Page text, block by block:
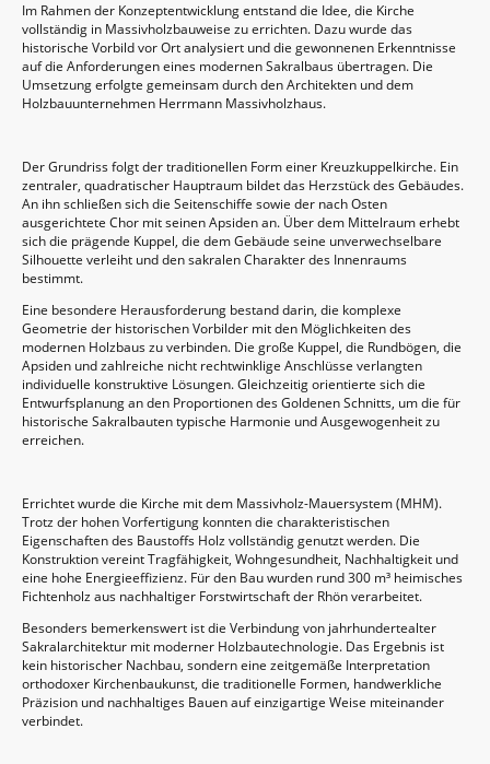
Im Rahmen der Konzeptentwicklung entstand die Idee, die Kirche
vollständig in Massivholzbauweise zu errichten. Dazu wurde das
historische Vorbild vor Ort analysiert und die gewonnenen Erkenntnisse
auf die Anforderungen eines modernen Sakralbaus übertragen. Die
Umsetzung erfolgte gemeinsam durch den Architekten und dem
Holzbauunternehmen Herrmann Massivholzhaus.
Der Grundriss folgt der traditionellen Form einer Kreuzkuppelkirche. Ein
zentraler, quadratischer Hauptraum bildet das Herzstück des Gebäudes.
An ihn schließen sich die Seitenschiffe sowie der nach Osten
ausgerichtete Chor mit seinen Apsiden an. Über dem Mittelraum erhebt
sich die prägende Kuppel, die dem Gebäude seine unverwechselbare
Silhouette verleiht und den sakralen Charakter des Innenraums
bestimmt.
Eine besondere Herausforderung bestand darin, die komplexe
Geometrie der historischen Vorbilder mit den Möglichkeiten des
modernen Holzbaus zu verbinden. Die große Kuppel, die Rundbögen, die
Apsiden und zahlreiche nicht rechtwinklige Anschlüsse verlangten
individuelle konstruktive Lösungen. Gleichzeitig orientierte sich die
Entwurfsplanung an den Proportionen des Goldenen Schnitts, um die für
historische Sakralbauten typische Harmonie und Ausgewogenheit zu
erreichen.
Errichtet wurde die Kirche mit dem Massivholz-Mauersystem (MHM).
Trotz der hohen Vorfertigung konnten die charakteristischen
Eigenschaften des Baustoffs Holz vollständig genutzt werden. Die
Konstruktion vereint Tragfähigkeit, Wohngesundheit, Nachhaltigkeit und
eine hohe Energieeffizienz. Für den Bau wurden rund 300 m³ heimisches
Fichtenholz aus nachhaltiger Forstwirtschaft der Rhön verarbeitet.
Besonders bemerkenswert ist die Verbindung von jahrhundertealter
Sakralarchitektur mit moderner Holzbautechnologie. Das Ergebnis ist
kein historischer Nachbau, sondern eine zeitgemäße Interpretation
orthodoxer Kirchenbaukunst, die traditionelle Formen, handwerkliche
Präzision und nachhaltiges Bauen auf einzigartige Weise miteinander
verbindet.